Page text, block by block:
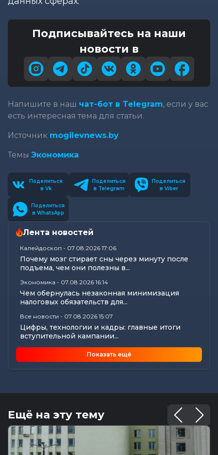
Подписывайтесь на наши
новости в
Напишите в наш чат-бот в Telegram, если у вас
есть интересная тема для статьи.
Источник mogilevnews.by
Темы Экономика
Поделиться
в Vk
Поделиться
в Telegram
Поделиться
в Viber
Поделиться
в WhatsApp
Лента новостей
Калейдоскоп - 07.08.2026 17:06
Почему мозг стирает сны через минуту после
подъема, чем они полезны в...
Экономика - 07.08.2026 16:14
Чем обернулась незаконная минимизация
налоговых обязательств для...
Все новости - 07.08.2026 15:07
Цифры, технологии и кадры: главные итоги
вступительной кампании...
В Могилеве предали земле останки более 140
жертв геноцида...
Погода 8 августа в Могилевской области: не
Общество -07.08.2026 14:32
Какие ограничения действуют на водоемах
Могилевщины, рассказали...
Экономика -07.08.2026 14:16
Показать ещё
Ещё на эту тему